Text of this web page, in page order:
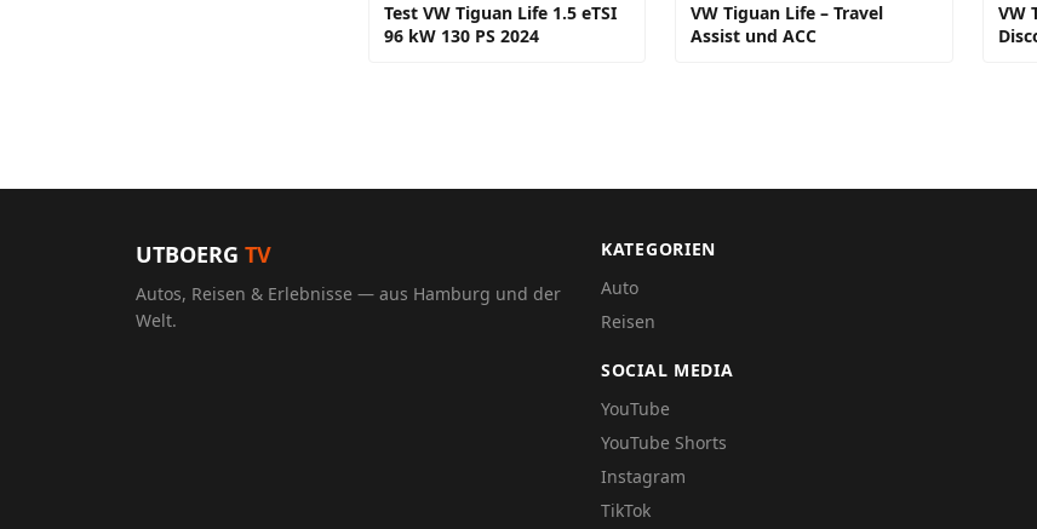
Test VW Tiguan Life 1.5 eTSI
96 kW 130 PS 2024
VW Tiguan Life – Travel
Assist und ACC
VW
UTBOERG TV
Autos, Reisen & Erlebnisse — aus Hamburg und der
Welt.
KATEGORIEN
Auto
Reisen
SOCIAL MEDIA
YouTube
YouTube Shorts
Instagram
TikTok